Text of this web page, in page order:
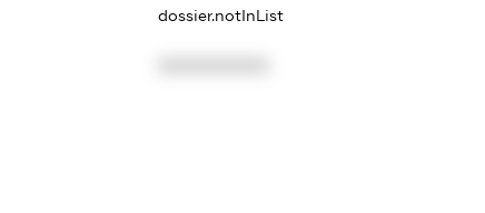
dossier.notInList